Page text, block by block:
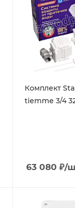
Комплект
tiemme 3/4
63 080 ₽/